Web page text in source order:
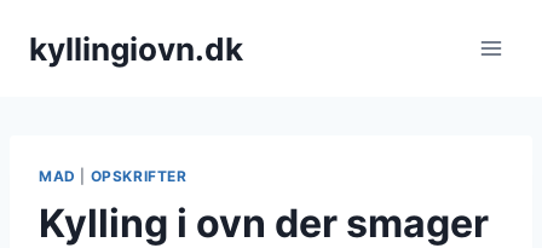
kyllingiovn.dk
MAD OPSKRIFTER
Kylling i ovn der smager